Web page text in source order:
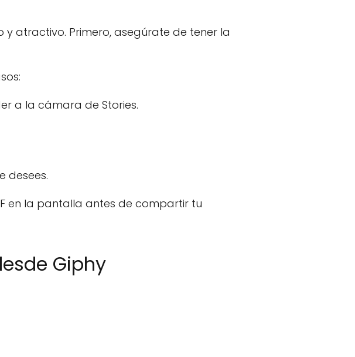
y atractivo. Primero, asegúrate de tener la
a la cámara de Stories.
desees.
en la pantalla antes de compartir tu
Giphy